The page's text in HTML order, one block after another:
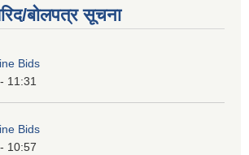
बोलपत्र सूचना
Bids
11:31
Bids
10:57